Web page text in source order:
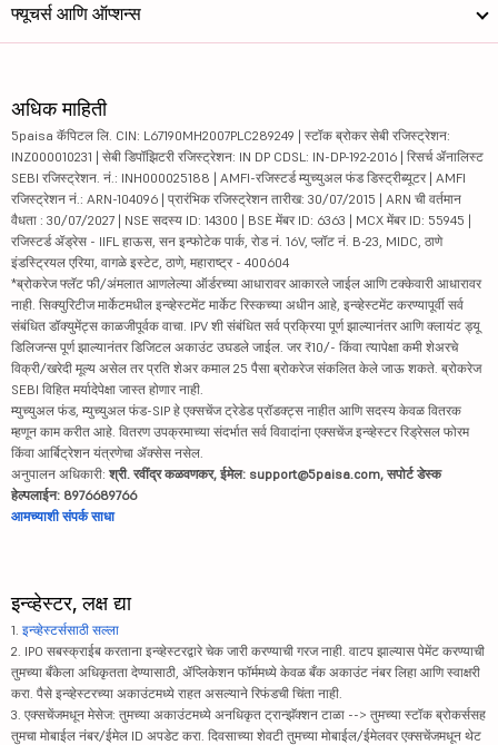
फ्यूचर्स आणि ऑप्शन्स
अधिक माहिती
5paisa कॅपिटल लि. CIN: L67190MH2007PLC289249 | स्टॉक ब्रोकर सेबी रजिस्ट्रेशन:
INZ000010231 | सेबी डिपॉझिटरी रजिस्ट्रेशन: IN DP CDSL: IN-DP-192-2016 | रिसर्च ॲनालिस्ट
SEBI रजिस्ट्रेशन. नं.: INH000025188 | AMFI-रजिस्टर्ड म्युच्युअल फंड डिस्ट्रीब्यूटर | AMFI
रजिस्ट्रेशन नं.: ARN-104096 | प्रारंभिक रजिस्ट्रेशन तारीख: 30/07/2015 | ARN ची वर्तमान
वैधता : 30/07/2027 | NSE सदस्य ID: 14300 | BSE मेंबर ID: 6363 | MCX मेंबर ID: 55945 |
रजिस्टर्ड ॲड्रेस - IIFL हाऊस, सन इन्फोटेक पार्क, रोड नं. 16V, प्लॉट नं. B-23, MIDC, ठाणे
इंडस्ट्रियल एरिया, वागळे इस्टेट, ठाणे, महाराष्ट्र - 400604
*ब्रोकरेज फ्लॅट फी/अंमलात आणलेल्या ऑर्डरच्या आधारावर आकारले जाईल आणि टक्केवारी आधारावर
नाही. सिक्युरिटीज मार्केटमधील इन्व्हेस्टमेंट मार्केट रिस्कच्या अधीन आहे, इन्व्हेस्टमेंट करण्यापूर्वी सर्व
संबंधित डॉक्युमेंट्स काळजीपूर्वक वाचा. IPV शी संबंधित सर्व प्रक्रिया पूर्ण झाल्यानंतर आणि क्लायंट ड्यू
डिलिजन्स पूर्ण झाल्यानंतर डिजिटल अकाउंट उघडले जाईल. जर ₹10/- किंवा त्यापेक्षा कमी शेअरचे
विक्री/खरेदी मूल्य असेल तर प्रति शेअर कमाल 25 पैसा ब्रोकरेज संकलित केले जाऊ शकते. ब्रोकरेज
SEBI विहित मर्यादेपेक्षा जास्त होणार नाही.
म्युच्युअल फंड, म्युच्युअल फंड-SIP हे एक्सचेंज ट्रेडेड प्रॉडक्ट्स नाहीत आणि सदस्य केवळ वितरक
म्हणून काम करीत आहे. वितरण उपक्रमाच्या संदर्भात सर्व विवादांना एक्सचेंज इन्व्हेस्टर रिड्रेसल फोरम
किंवा आर्बिट्रेशन यंत्रणेचा ॲक्सेस नसेल.
अनुपालन अधिकारी: श्री. रवींद्र कळवणकर, ईमेल: support@5paisa.com, सपोर्ट डेस्क
हेल्पलाईन: 8976689766
आमच्याशी संपर्क साधा
इन्व्हेस्टर, लक्ष द्या
1. इन्व्हेस्टर्ससाठी सल्ला
2. IPO सबस्क्राईब करताना इन्व्हेस्टरद्वारे चेक जारी करण्याची गरज नाही. वाटप झाल्यास पेमेंट करण्याची
तुमच्या बँकेला अधिकृतता देण्यासाठी, ॲप्लिकेशन फॉर्ममध्ये केवळ बँक अकाउंट नंबर लिहा आणि स्वाक्षरी
करा. पैसे इन्व्हेस्टरच्या अकाउंटमध्ये राहत असल्याने रिफंडची चिंता नाही.
3. एक्सचेंजमधून मेसेज: तुमच्या अकाउंटमध्ये अनधिकृत ट्रान्झॅक्शन टाळा --> तुमच्या स्टॉक ब्रोकर्ससह
तुमचा मोबाईल नंबर/ईमेल ID अपडेट करा. दिवसाच्या शेवटी तुमच्या मोबाईल/ईमेलवर एक्सचेंजमधून थेट